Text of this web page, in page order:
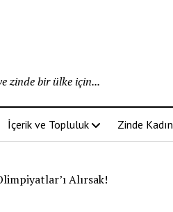
zinde bir ülke için...
İçerik ve Topluluk Zinde Kadın
Alırsak!